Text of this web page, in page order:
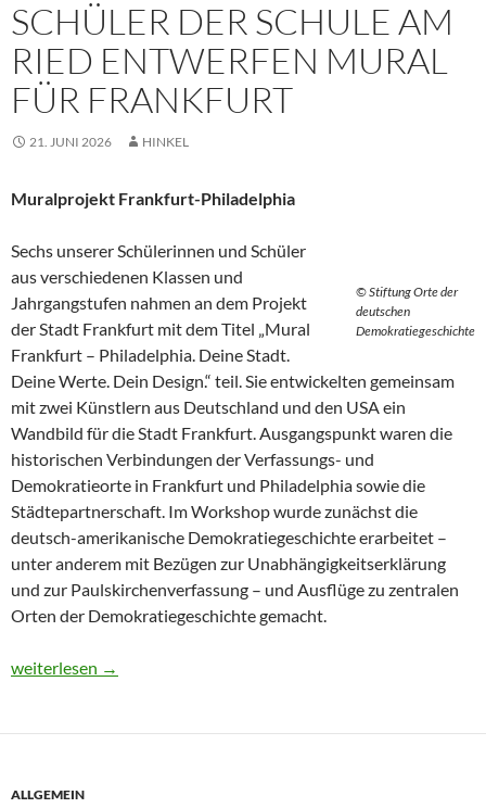
SCHÜLER DER SCHULE AM
RIED ENTWERFEN MURAL
FÜR FRANKFURT
21. JUNI 2026 HINKEL
Muralprojekt Frankfurt-Philadelphia
© Stiftung Orte der
deutschen
Demokratiegeschichte
Sechs unserer Schülerinnen und Schüler
aus verschiedenen Klassen und
Jahrgangstufen nahmen an dem Projekt
der Stadt Frankfurt mit dem Titel „Mural
Frankfurt – Philadelphia. Deine Stadt.
Deine Werte. Dein Design.“ teil. Sie entwickelten gemeinsam
mit zwei Künstlern aus Deutschland und den USA ein
Wandbild für die Stadt Frankfurt. Ausgangspunkt waren die
historischen Verbindungen der Verfassungs- und
Demokratieorte in Frankfurt und Philadelphia sowie die
Städtepartnerschaft. Im Workshop wurde zunächst die
deutsch-amerikanische Demokratiegeschichte erarbeitet –
unter anderem mit Bezügen zur Unabhängigkeitserklärung
und zur Paulskirchenverfassung – und Ausflüge zu zentralen
Orten der Demokratiegeschichte gemacht.
Demokratie gestalten: Schülerinnen und Schüler der Schule
weiterlesen →
ALLGEMEIN